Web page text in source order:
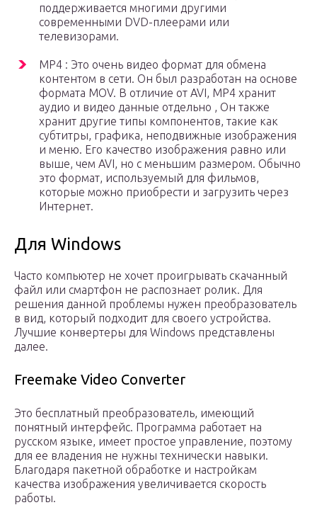
поддерживается многими другими
современными DVD-плеерами или
телевизорами.
MP4 : Это очень видео формат для обмена
контентом в сети. Он был разработан на основе
формата MOV. В отличие от AVI, MP4 хранит
аудио и видео данные отдельно , Он также
хранит другие типы компонентов, такие как
субтитры, графика, неподвижные изображения
и меню. Его качество изображения равно или
выше, чем AVI, но с меньшим размером. Обычно
это формат, используемый для фильмов,
которые можно приобрести и загрузить через
Интернет.
Для Windows
Часто компьютер не хочет проигрывать скачанный
файл или смартфон не распознает ролик. Для
решения данной проблемы нужен преобразователь
в вид, который подходит для своего устройства.
Лучшие конвертеры для Windows представлены
далее.
Freemake Video Converter
Это бесплатный преобразователь, имеющий
понятный интерфейс. Программа работает на
русском языке, имеет простое управление, поэтому
для ее владения не нужны технически навыки.
Благодаря пакетной обработке и настройкам
качества изображения увеличивается скорость
работы.